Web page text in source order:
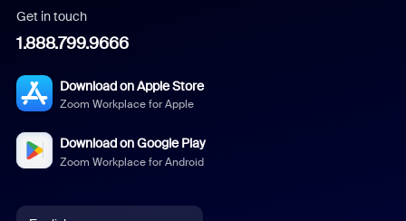
Get in touch
1.888.799.9666
Download on Apple Store
Zoom Workplace for Apple
Download on Google Play
Zoom Workplace for Android